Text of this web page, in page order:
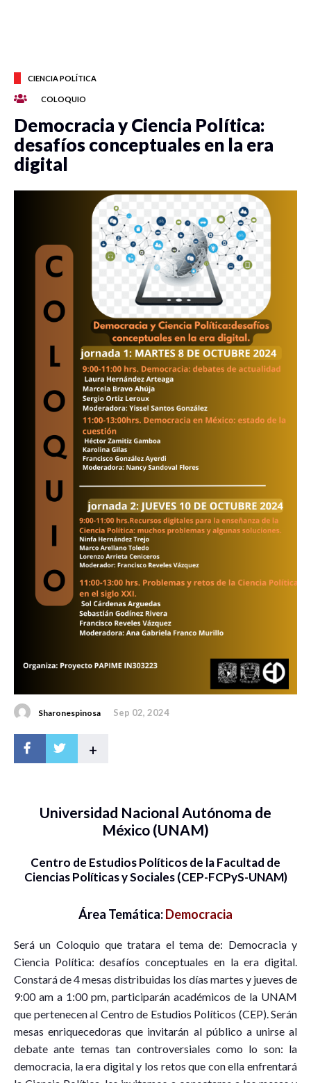
CIENCIA POLÍTICA
COLOQUIO
Democracia y Ciencia Política:
desafíos conceptuales en la era
digital
Sharonespinosa Sep 02, 2024
+
Universidad Nacional Autónoma de
México (UNAM)
Centro de Estudios Políticos de la Facultad de
Ciencias Políticas y Sociales (CEP-FCPyS-UNAM)
Área Temática:Democracia
Será un Coloquio que tratara el tema de: Democracia y
Ciencia Política: desafíos conceptuales en la era digital.
Constará de 4 mesas distribuidas los días martes y jueves de
9:00 am a 1:00 pm, participarán académicos de la UNAM
que pertenecen al Centro de Estudios Políticos (CEP). Serán
mesas enriquecedoras que invitarán al público a unirse al
debate ante temas tan controversiales como lo son: la
democracia, la era digital y los retos que con ella enfrentará